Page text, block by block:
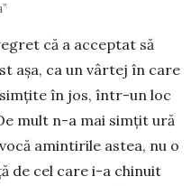
că a acceptat să
așa, ca un vârtej în care
în jos, într-un loc
mult n-a mai simțit ură
amintirile astea, nu o
de cel care i-a chinuit